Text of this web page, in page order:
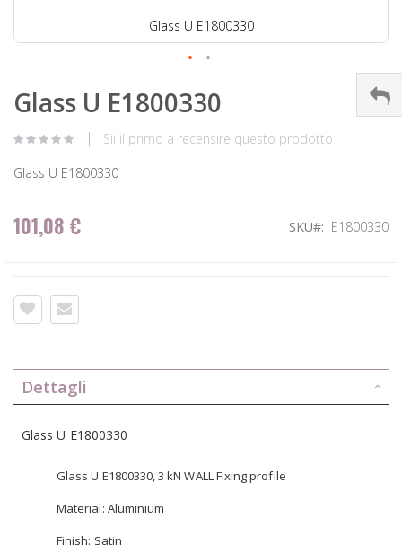
Glass U E1800330
Glass U E1800330
Sii il primo a recensire questo prodotto
Glass U E1800330
101,08 € SKU E1800330
Dettagli
Glass U E1800330
Glass U E1800330, 3 kN WALL Fixing profile
Material: Aluminium
Finish: Satin